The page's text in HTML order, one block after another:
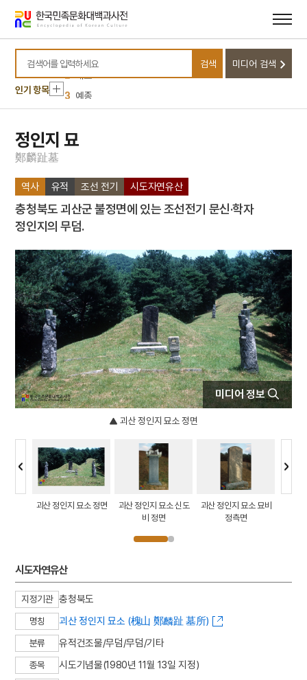
바로가기
바로가기
검색어를 입력하세요
검색 미디어 검색
인기 항목
10 순군만호부
1 금성대군
2
세조
3 예종
4 사육신
5 소음인
8 연산군
9 정순왕후
10 순군만호부
1 금성대군
2 세조
3 예종
4 사육신
소음인
6 문종
7 성종
8 연산군
정인지 묘
鄭麟趾墓
역사 유적 조선 전기 시도자연유산
충청북도 괴산군 불정면에 있는 조선전기 문신·학자
정인지의 무덤.
미디어 정보
괴산 정인지 묘소 정면
괴산 정인지 묘소 정면
괴산 정인지 묘소 신도
비 정면
괴산 정인지 묘소 묘비
정측면
시도자연유산
지정기관 충청북도
명칭 괴산 정인지 묘소 (槐山 鄭麟趾 墓所)
분류 유적건조물/무덤/무덤/기타
종목 시도기념물(1980년 11월 13일 지정)